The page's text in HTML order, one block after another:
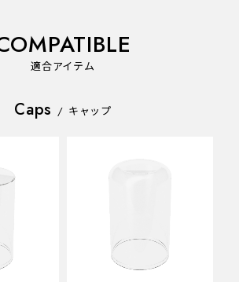
適合アイテム
Caps / キャップ